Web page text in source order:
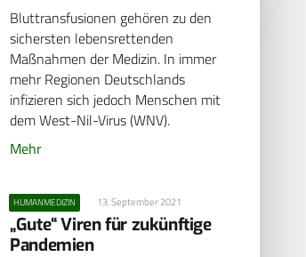
Bluttransfusionen gehören zu den
sichersten lebensrettenden
Maßnahmen der Medizin. In immer
mehr Regionen Deutschlands
infizieren sich jedoch Menschen mit
dem West-Nil-Virus (WNV).
Mehr
HUMANMEDIZIN 13. September 2021
„Gute“ Viren für zukünftige
Pandemien